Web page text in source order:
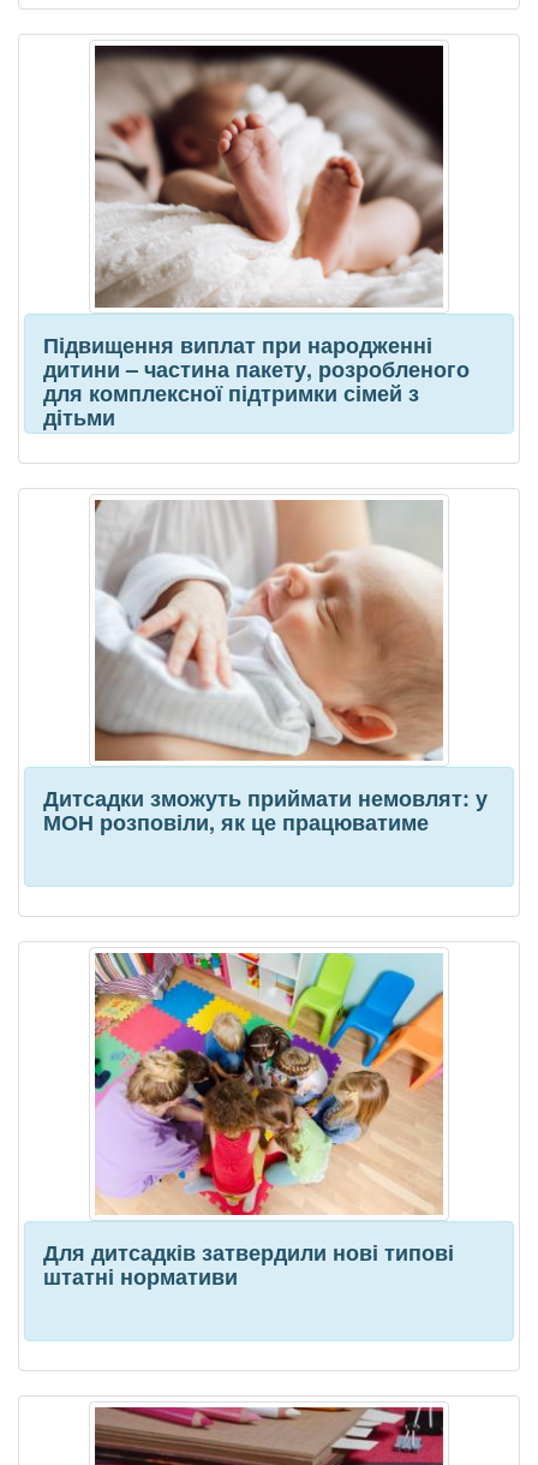
Підвищення виплат при народженні
дитини – частина пакету, розробленого
для комплексної підтримки сімей з
дітьми
Дитсадки зможуть приймати немовлят: у
МОН розповіли, як це працюватиме
Для дитсадків затвердили нові типові
штатні нормативи